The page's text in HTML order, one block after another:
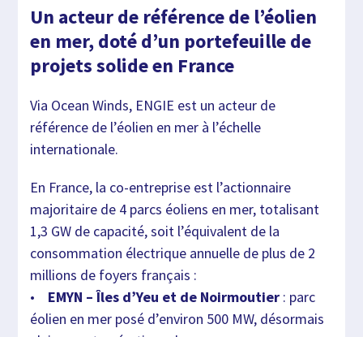
Un acteur de référence de l’éolien
en mer, doté d’un portefeuille de
projets solide en France
Via Ocean Winds, ENGIE est un acteur de
référence de l’éolien en mer à l’échelle
internationale.
En France, la co-entreprise est l’actionnaire
majoritaire de 4 parcs éoliens en mer, totalisant
1,3 GW de capacité, soit l’équivalent de la
consommation électrique annuelle de plus de 2
millions de foyers français :
•
EMYN – Îles d’Yeu et de Noirmoutier : parc
éolien en mer posé d’environ 500 MW, désormais